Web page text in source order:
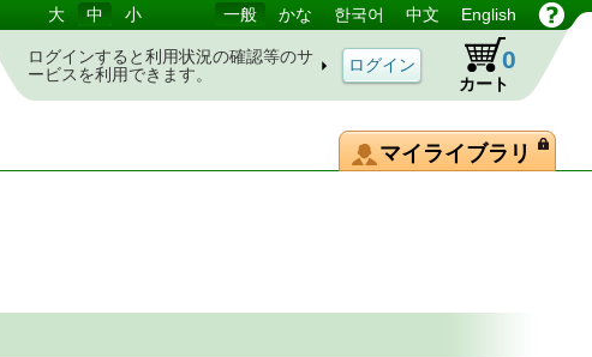
大 中 小 一般 かな 한국어 中文 English
ログインすると利用状況の確認等のサ
ービスを利用できます。
カート
0
マイライブラリ